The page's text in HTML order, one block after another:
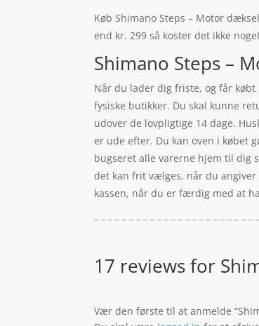
Køb Shimano Steps – Motor
end kr. 299 så koster det ikke
Shimano Steps –
Når du lader dig friste, og får
fysiske butikker. Du skal kunne
udover de lovpligtige 14 dage.
er ude efter. Du kan oven i købet
bugseret alle varerne hjem til dig
det kan frit vælges, når du
kassen, når du er færdig med at
17 reviews for
Vær den første til at anmelde